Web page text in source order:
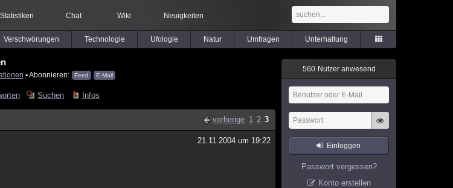
Statistiken Chat Wiki Neuigkeiten
Verschwörungen Technologie Ufologie Natur Umfragen Unterhaltung
▪ Abonnieren: Feed E-Mail
Suchen Infos
vorherige 1 2 3
21.11.2004 um 19:22
560 Nutzer anwesend
Einloggen
Passwort vergessen?
Konto erstellen